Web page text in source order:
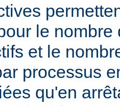
le nombre
et le
processus
qu'en